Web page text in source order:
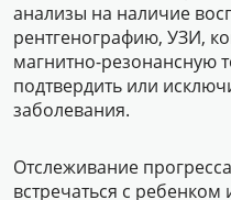
анализы на наличие
рентгенографию, УЗИ,
магнитно-резонансную
подтвердить или
заболевания.
Отслеживание
встречаться с